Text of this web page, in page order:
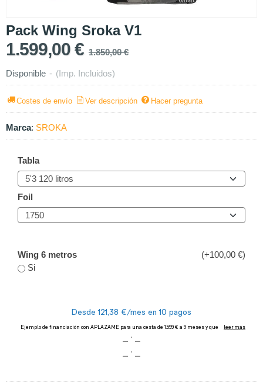
Pack Wing Sroka V1
1.599,00 € 1.850,00 €
Disponible - (Imp. Incluidos)
Costes de envío Ver descripción Hacer pregunta
Marca: SROKA
Tabla
Foil
Wing 6 metros
(+100,00 €)
Si